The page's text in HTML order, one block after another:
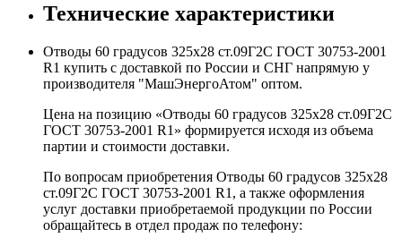
Технические характеристики
Отводы 60 градусов 325х28 ст.09Г2С ГОСТ 30753-2001
R1 купить с доставкой по России и СНГ напрямую у
производителя "МашЭнергоАтом" оптом.
Цена на позицию «Отводы 60 градусов 325х28 ст.09Г2С
ГОСТ 30753-2001 R1» формируется исходя из объема
партии и стоимости доставки.
По вопросам приобретения Отводы 60 градусов 325х28
ст.09Г2С ГОСТ 30753-2001 R1, а также оформления
услуг доставки приобретаемой продукции по России
обращайтесь в отдел продаж по телефону: